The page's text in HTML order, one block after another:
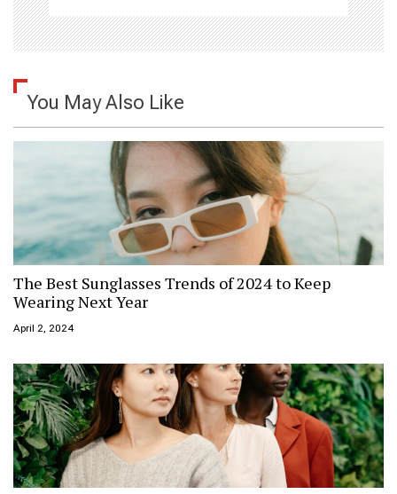
You May Also Like
The Best Sunglasses Trends of 2024 to Keep
Wearing Next Year
April 2, 2024